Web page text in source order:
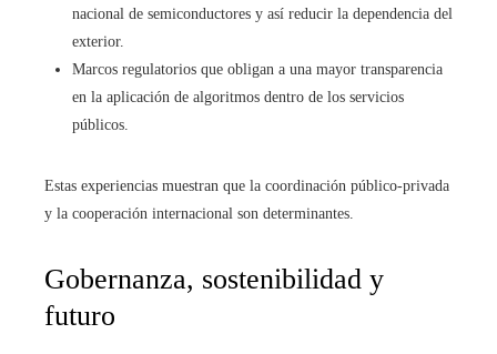
nacional de semiconductores y así reducir la dependencia del
exterior.
Marcos regulatorios que obligan a una mayor transparencia
en la aplicación de algoritmos dentro de los servicios
públicos.
Estas experiencias muestran que la coordinación público-privada
y la cooperación internacional son determinantes.
Gobernanza, sostenibilidad y
futuro